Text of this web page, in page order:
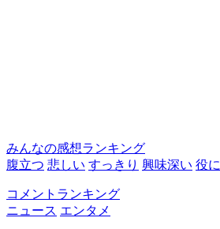
みんなの感想ランキング
腹立つ 悲しい すっきり 興味深い 役
コメントランキング
ニュース エンタメ